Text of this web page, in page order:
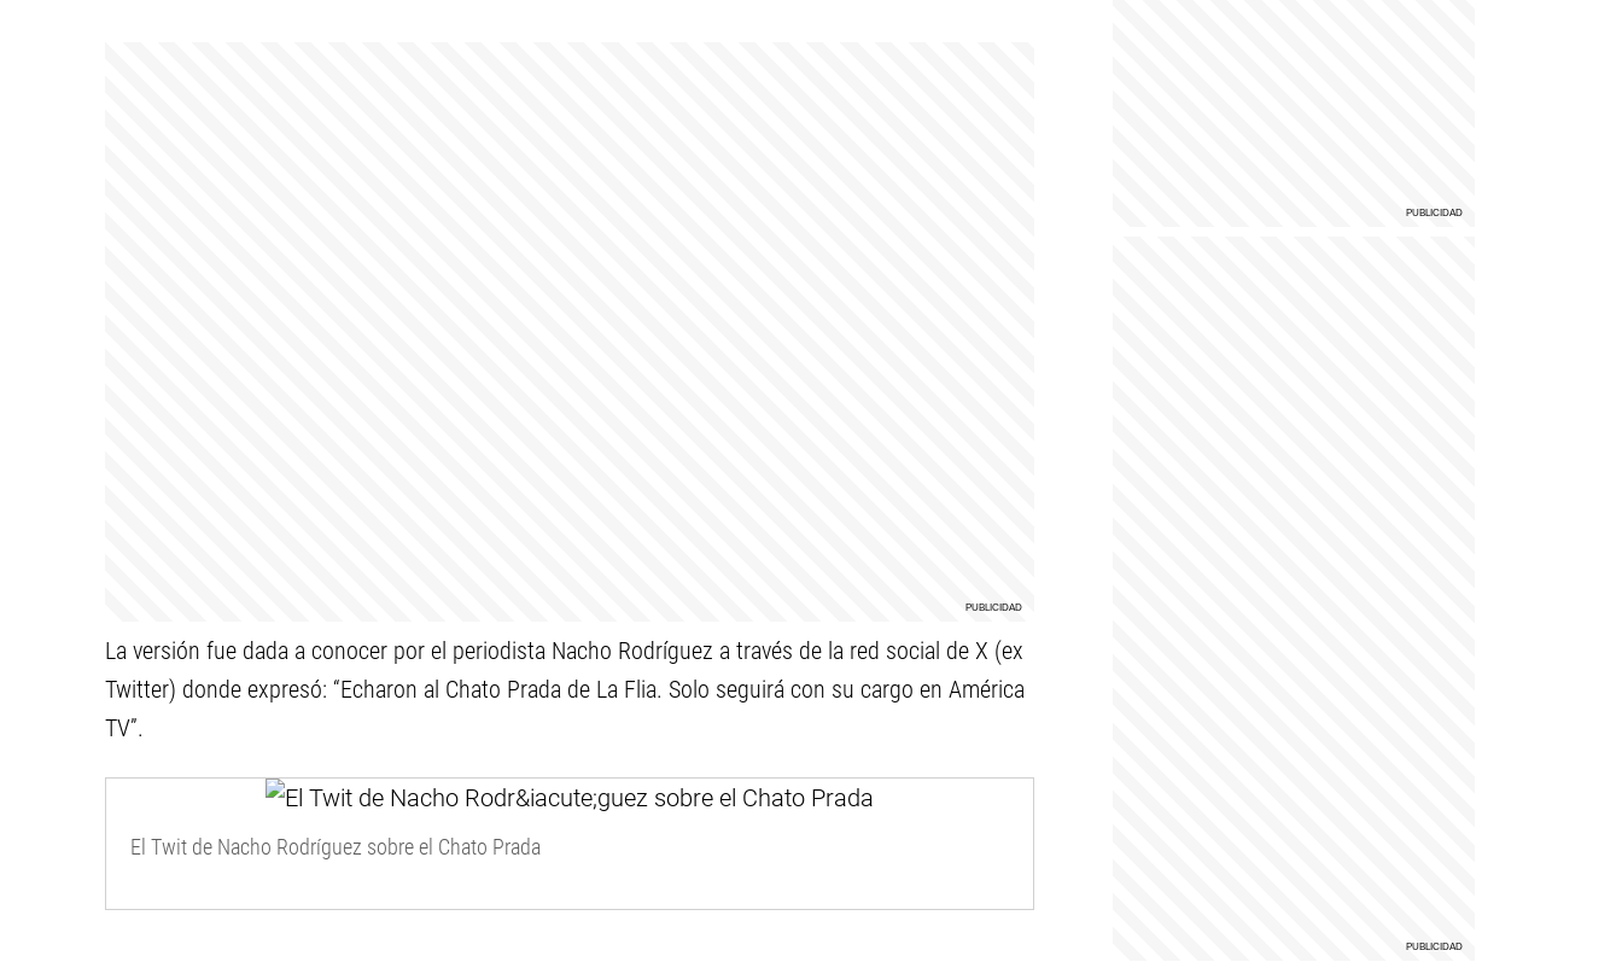
La versión fue dada a conocer por el periodista Nacho Rodríguez a través de la red social de X (ex
Twitter) donde expresó: “Echaron al Chato Prada de La Flia. Solo seguirá con su cargo en América
TV”.
El Twit de Nacho Rodríguez sobre el Chato Prada